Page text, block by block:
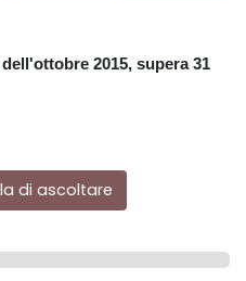
2015, supera 31
di ascoltare